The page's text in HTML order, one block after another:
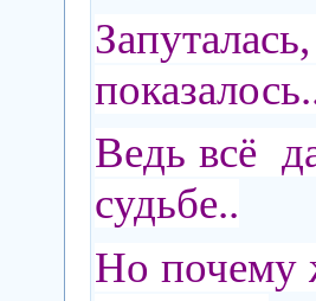
Ведь всё
судьбе..
Но почему